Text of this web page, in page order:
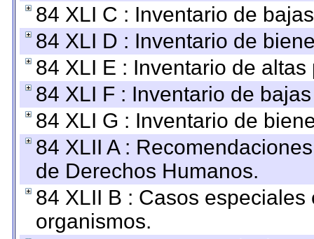
84 XLI C : Inventario de
84 XLI D : Inventario de
84 XLI E : Inventario de
84 XLI F : Inventario de
84 XLI G : Inventario de
84 XLII A :
de Derechos Humanos.
84 XLII B : Casos
organismos.